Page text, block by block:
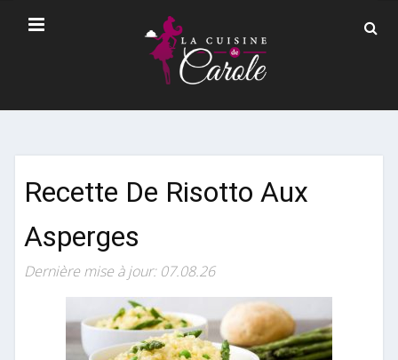
Recette De Risotto Aux
Asperges
Dernière mise à jour: 07.08.26